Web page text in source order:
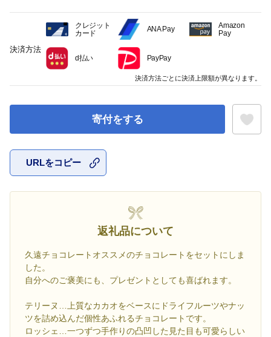
寄付をする
URLをコピー
返礼品について
久遠チョコレートオススメのチョコレートをセットにしま
した。
自分へのご褒美にも、プレゼントとしても喜ばれます。
テリーヌ…上質なカカオをベースにドライフルーツやナッ
ツを詰め込んだ個性あふれるチョコレートです。
ロッシェ…一つずつ手作りの凸凹した見た目も可愛らしい
決済方法
クレジット
カード
ANA Pay
Amazon
Pay
d払い PayPay
決済方法ごとに決済上限額が異なります。